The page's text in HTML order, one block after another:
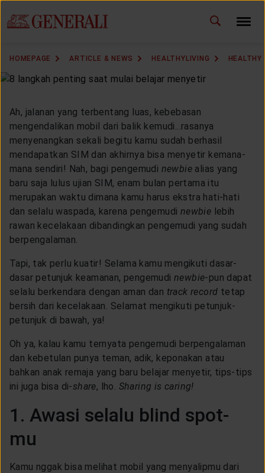
HOMEPAGE ARTICLE & NEWS HEALTHYLIVING HEALTHY
Ah, jalanan yang terbentang luas, kebebasan
mengendalikan mobil dari balik kemudi...rasanya
menyenangkan sekali begitu kamu sudah berhasil
mendapatkan SIM dan akhirnya bisa menyetir kemana-
mana sendiri! Nah, bagi pengemudi newbie alias yang
baru saja lulus ujian SIM, enam bulan pertama itu
merupakan waktu dimana kamu harus ekstra hati-hati
dan selalu waspada, karena pengemudi newbie lebih
rawan kecelakaan dibandingkan pengemudi yang sudah
berpengalaman.
Tapi, tak perlu kuatir! Selama kamu mengikuti dasar-
dasar petunjuk keamanan, pengemudi newbie-pun dapat
selalu berkendara dengan aman dan track record tetap
bersih dari kecelakaan. Selamat mengikuti petunjuk-
petunjuk di bawah, ya!
Oh ya, kalau kamu ternyata pengemudi berpengalaman
dan kebetulan punya teman, adik, keponakan atau
bahkan anak remaja yang baru belajar menyetir, tips-tips
ini juga bisa di-share, lho. Sharing is caring!
1. Awasi selalu blind spot-
mu
Kamu nggak bisa melihat mobil yang menyalipmu dari
CHANGE LANGUAGE ID EN
MARKETING OFFICE
INSURANCE DICTIONARY
OUR SOLUTION
CUSTOMER SERVICE
ARTICLE & NEWS
ABOUT GENERALI
EVENTS